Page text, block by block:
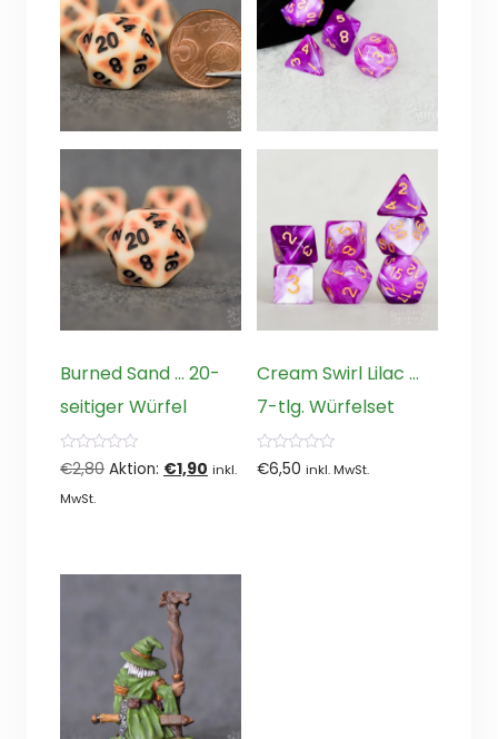
Burned Sand … 20-
seitiger Würfel
0
von
5
€2,80 Ursprünglicher
Aktion: €1,90 Aktueller
inkl.
MwSt.
Cream Swirl Lilac …
7-tlg. Würfelset
0
von
€6,50 inkl. MwSt.